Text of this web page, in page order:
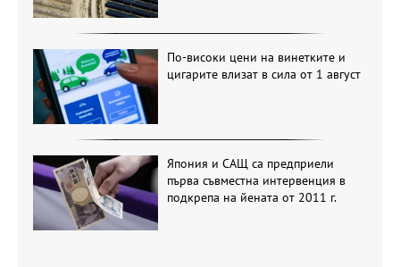
По-високи цени на винетките и
цигарите влизат в сила от 1 август
Япония и САЩ са предприели
първа съвместна интервенция в
подкрепа на йената от 2011 г.